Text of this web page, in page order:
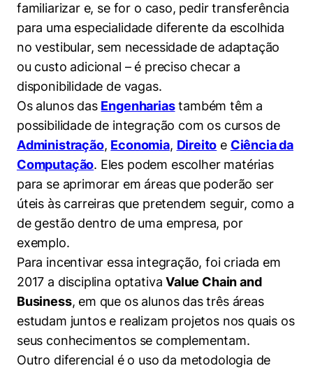
familiarizar e, se for o caso, pedir transferência
para uma especialidade diferente da escolhida
no vestibular, sem necessidade de adaptação
ou custo adicional – é preciso checar a
disponibilidade de vagas.
Os alunos das Engenhariastambém têm a
possibilidade de integração com os cursos de
Administração, Economia, Direito e Ciência da
Computação. Eles podem escolher matérias
para se aprimorar em áreas que poderão ser
úteis às carreiras que pretendem seguir, como a
de gestão dentro de uma empresa, por
exemplo.
Para incentivar essa integração, foi criada em
2017 a disciplina optativaValue Chain and
Business, em que os alunos das três áreas
estudam juntos e realizam projetos nos quais os
seus conhecimentos se complementam.
Outro diferencial é o uso da metodologia de